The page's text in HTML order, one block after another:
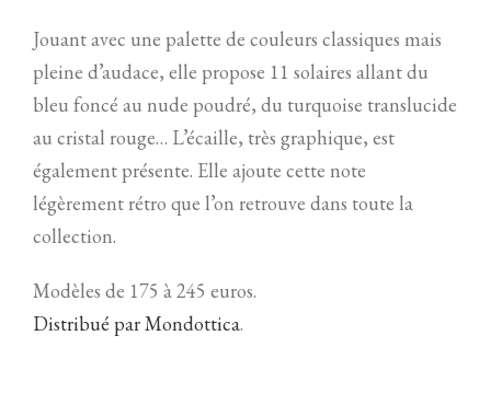
Jouant avec une palette de couleurs classiques mais
pleine d’audace, elle propose 11 solaires allant du
bleu foncé au nude poudré, du turquoise translucide
au cristal rouge… L’écaille, très graphique, est
également présente. Elle ajoute cette note
légèrement rétro que l’on retrouve dans toute la
collection.
Modèles de 175 à 245 euros.
Distribué par Mondottica.